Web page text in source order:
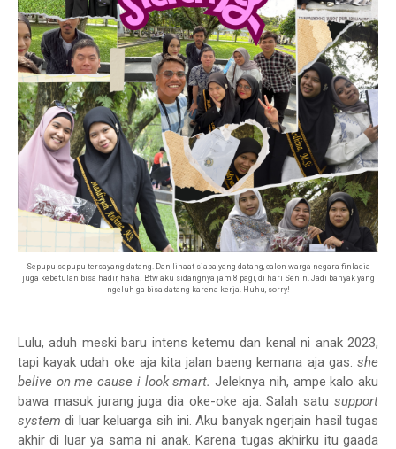
Sepupu-sepupu tersayang datang. Dan lihaat siapa yang datang, calon warga negara finladia
juga kebetulan bisa hadir, haha! Btw aku sidangnya jam 8 pagi, di hari Senin. Jadi banyak yang
ngeluh ga bisa datang karena kerja. Huhu, sorry!
Lulu, aduh meski baru intens ketemu dan kenal ni anak 2023,
tapi kayak udah oke aja kita jalan baeng kemana aja gas. she
belive on me cause i look smart. Jeleknya nih, ampe kalo aku
bawa masuk jurang juga dia oke-oke aja. Salah satu support
system di luar keluarga sih ini. Aku banyak ngerjain hasil tugas
akhir di luar ya sama ni anak. Karena tugas akhirku itu gaada